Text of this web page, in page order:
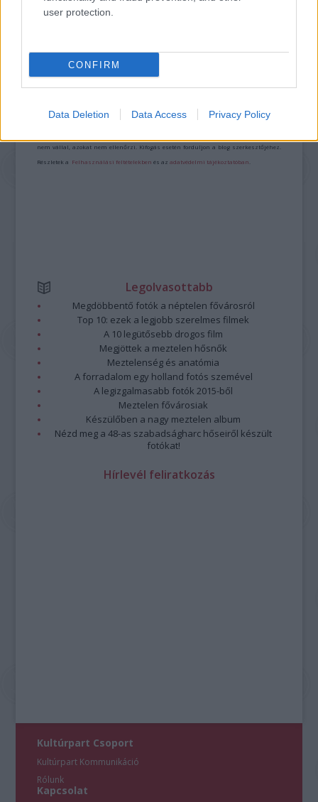
user protection.
CONFIRM
Data Deletion Data Access Privacy Policy
AZ EMBERSÉG ÜNNEPE
A bejegyzés trackback címe:
https://kulturpart.hu/api/trackback/id/7918388
A hozzászólások avonatkozó jogszabályokértelmében felhasználói tartalomnak
nem vállal, azokat nem ellenőrzi. Kifogás esetén forduljon a blog szerkesztőjéhez.
Részletek a Felhasználási feltételekben és azadatvédelmi tájékoztatóban
Legolvasottabb
Megdöbbentő fotók a néptelen fővárosról
Top 10: ezek a legjobb szerelmes filmek
A 10 legütősebb drogos film
Megjöttek a meztelen hősnők
Meztelenség és anatómia
A forradalom egy holland fotós szemével
A legizgalmasabb fotók 2015-ből
Meztelen fővárosiak
Készülőben a nagy meztelen album
Nézd meg a 48-as szabadságharc hőseiről készült
fotókat!
Hírlevél feliratkozás
Kultúrpart Csoport
Kultúrpart Kommunikáció
Rólunk
Kapcsolat